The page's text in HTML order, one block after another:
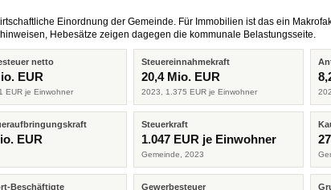
Einordnung der Gemeinde. Für Immobilien ist das ein
Hebesätze zeigen dagegen die kommunale Belastungsseite.
netto
EUR
EUR je Einwohner
Steuereinnahmekraft
20,4 Mio. EUR
2023, 1.375 EUR je Einwohner
EUR
Steuerkraft
1.047 EUR je Einwohner
Gemeinde, 2023
Beschäftigte Gewerbesteuer